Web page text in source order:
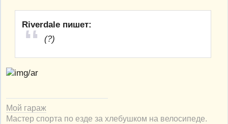
Riverdale пишет:
(?)
Мой гараж
Мастер спорта по езде за хлебушком на велосипеде.